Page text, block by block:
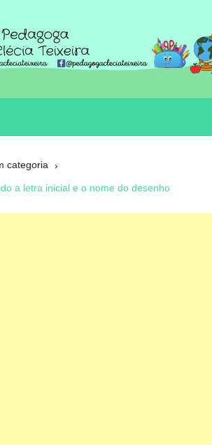
categoria
a letra inicial e o nome do desenho